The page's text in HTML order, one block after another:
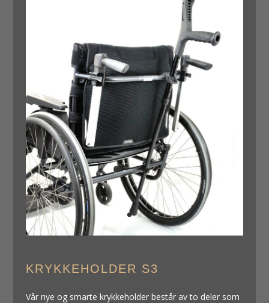
KRYKKEHOLDER S3
Vår nye og smarte krykkeholder består av to deler som